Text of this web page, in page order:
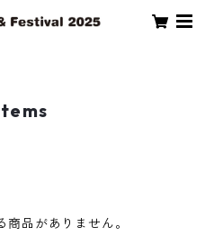
商品がありません。